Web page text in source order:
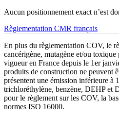
Aucun positionnement exact n’est
Règlementation CMR français
En plus du règlementation COV, le
cancérigène, mutagène et/ou
vigueur en France depuis le 1er
produits de construction ne peuvent
présentent une émission inférieure à
trichloréthylène, benzène, DEHP et
pour le règlement sur les COV, la
normes ISO 16000.